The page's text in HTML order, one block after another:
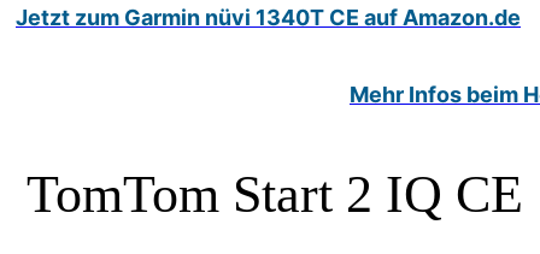
Jetzt zum Garmin nüvi 1340T CE auf Amazon.de
Mehr Infos beim
TomTom Start 2 IQ CE